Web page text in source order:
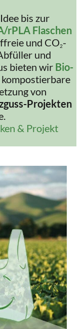
bis zur
rPLA Flaschen
und CO2-
und
bieten wir Bio-
von
Projekten
& Projekt